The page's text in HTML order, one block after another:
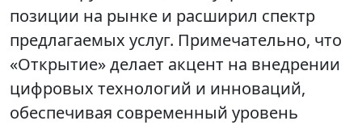
позиции на рынке и расширил спектр
предлагаемых услуг. Примечательно, что
«Открытие» делает акцент на внедрении
цифровых технологий и инноваций,
обеспечивая современный уровень